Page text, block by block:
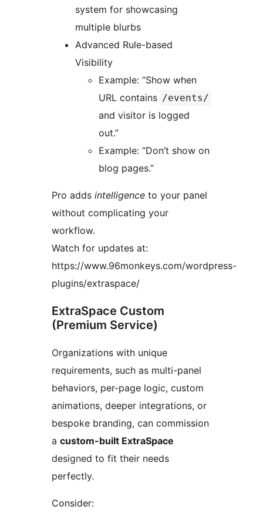
system for showcasing
multiple blurbs
Advanced Rule-based
Visibility
Example: “Show when
URL contains /events/
and visitor is logged
out.”
Example: “Don’t show on
blog pages.”
Pro adds intelligence to your panel
without complicating your
workflow.
Watch for updates at:
https://www.96monkeys.com/wordpress-
plugins/extraspace/
ExtraSpace Custom
(Premium Service)
Organizations with unique
requirements, such as multi-panel
behaviors, per-page logic, custom
animations, deeper integrations, or
bespoke branding, can commission
a custom-built ExtraSpace
designed to fit their needs
perfectly.
Consider: